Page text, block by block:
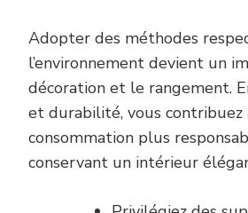
Adopter des méthodes
l’environnement devient un
décoration et le rangement.
et durabilité, vous contribuez
consommation plus
conservant un intérieur